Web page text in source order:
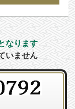
なります
いません